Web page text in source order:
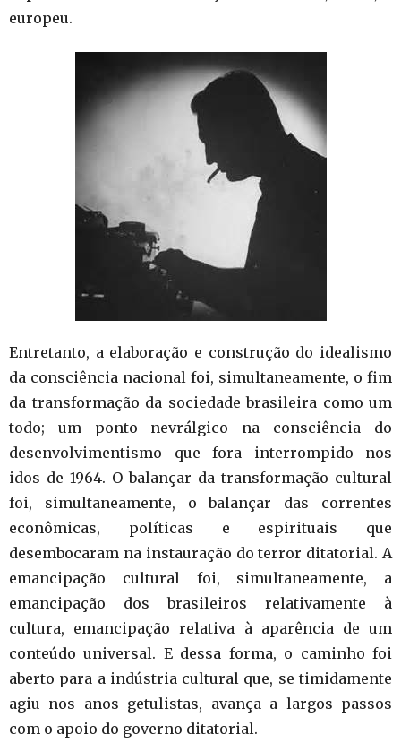
europeu.
Entretanto, a elaboração e construção do idealismo
da consciência nacional foi, simultaneamente, o fim
da transformação da sociedade brasileira como um
todo; um ponto nevrálgico na consciência do
desenvolvimentismo que fora interrompido nos
idos de 1964. O balançar da transformação cultural
foi, simultaneamente, o balançar das correntes
econômicas, políticas e espirituais que
desembocaram na instauração do terror ditatorial. A
emancipação cultural foi, simultaneamente, a
emancipação dos brasileiros relativamente à
cultura, emancipação relativa à aparência de um
conteúdo universal. E dessa forma, o caminho foi
aberto para a indústria cultural que, se timidamente
agiu nos anos getulistas, avança a largos passos
com o apoio do governo ditatorial.